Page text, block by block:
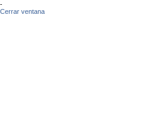
-
Cerrar ventana